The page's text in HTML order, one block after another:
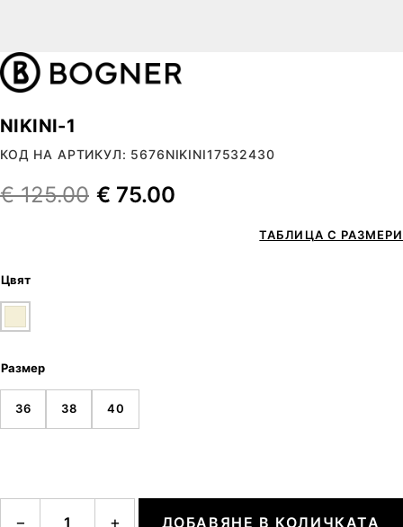
NIKINI-1
КОД НА АРТИКУЛ: 5676NIKINI17532430
€125.00 € 75.00
ТАБЛИЦА С РАЗМЕРИ
Цвят
Размер
36 38 40
− + ДОБАВЯНЕ В КОЛИЧКАТА